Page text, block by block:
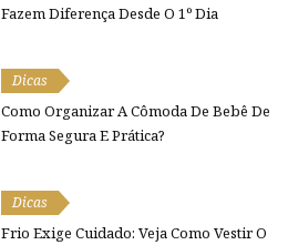
Fazem Diferença Desde O 1º Dia
Dicas
Como Organizar A Cômoda De Bebê De
Forma Segura E Prática?
Dicas
Frio Exige Cuidado: Veja Como Vestir O